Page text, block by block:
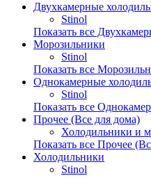
Двухкамерные
Stinol
Показать все
Морозильники
Stinol
Показать все
Однокамерные
Stinol
Показать все
Прочее (Все для дома)
Холодильники и
Показать все Прочее
Холодильники
Stinol